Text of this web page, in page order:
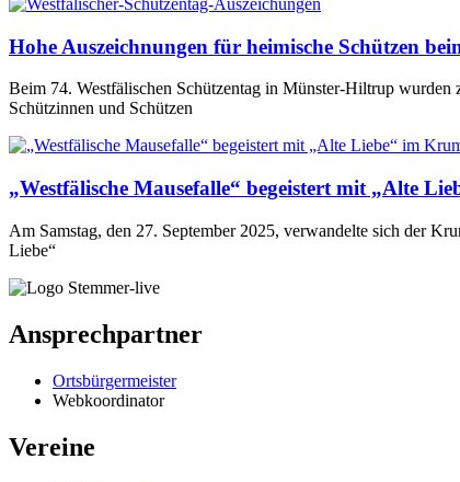
Hohe Auszeichnungen für heimische Schützen
Beim 74. Westfälischen Schützentag in Münster-Hiltrup wurden
Schützinnen und Schützen
„Westfälische Mausefalle“ begeistert mit „Alte
Am Samstag, den 27. September 2025, verwandelte sich der
Liebe“
Ansprechpartner
Ortsbürgermeister
Webkoordinator
Vereine